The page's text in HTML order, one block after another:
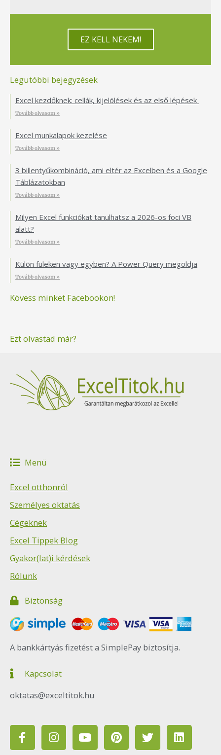
EZ KELL NEKEM!
Legutóbbi bejegyzések
Excel kezdőknek: cellák, kijelölések és az első lépések
Tovább olvasom »
Excel munkalapok kezelése
Tovább olvasom »
3 billentyűkombináció, ami eltér az Excelben és a Google
Táblázatokban
Tovább olvasom »
Milyen Excel funkciókat tanulhatsz a 2026-os foci VB
alatt?
Tovább olvasom »
Külön füleken vagy egyben? A Power Query megoldja
Tovább olvasom »
Kövess minket Facebookon!
Ezt olvastad már?
Menü
Excel otthonról
Személyes oktatás
Cégeknek
Excel Tippek Blog
Gyakor(lat)i kérdések
Rólunk
Biztonság
A bankkártyás fizetést a SimplePay biztosítja.
Kapcsolat
oktatas@exceltitok.hu
F
a
I
n
Y
o
P
i
T
w
L
i